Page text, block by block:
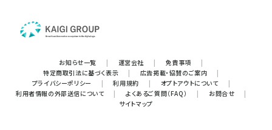
お知らせ一覧 | 運営会社 | 免責事項
|
特定商取引法に基づく表示
| 広告掲載・協賛のご案内
|
プライバシーポリシー
| 利用規約 | オプトアウトについて
|
利用者情報の外部送信について
| よくあるご質問（FAQ） | お問合せ
|
サイトマップ